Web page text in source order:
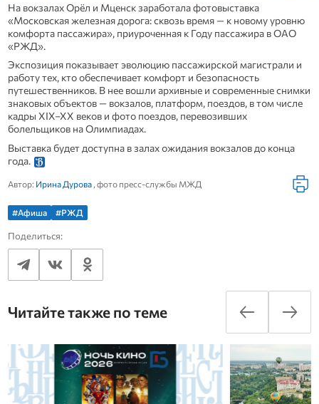
На вокзалах Орёл и Мценск заработала фотовыставка
«Московская железная дорога: сквозь время — к новому уровню
комфорта пассажира», приуроченная к Году пассажира в ОАО
«РЖД».
Экспозиция показывает эволюцию пассажирской магистрали и
работу тех, кто обеспечивает комфорт и безопасность
путешественников. В нее вошли архивные и современные снимки
знаковых объектов — вокзалов, платформ, поездов, в том числе
кадры XIX–XX веков и фото поездов, перевозивших
болельщиков на Олимпиадах.
Выставка будет доступна в залах ожидания вокзалов до конца
года.
Автор: Ирина Дурова, фото пресс-службы МЖД
#Афиша #РЖД
Поделиться:
Читайте также по теме